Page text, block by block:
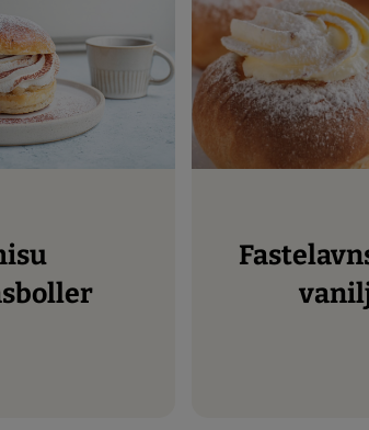
Fastelavnsboller med